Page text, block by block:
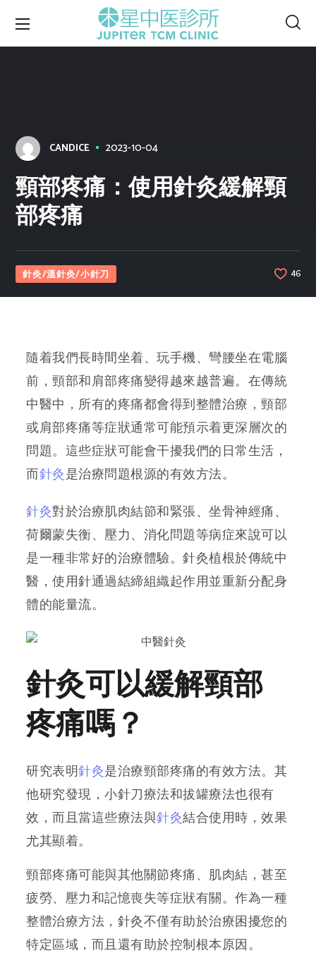
CANDICE 2023-10-04
頸部疼痛：使用針灸緩解頸
部疼痛
針灸/溫針灸/小針刀 46
隨着我們長時間坐着、玩手機、彎腰坐在電腦
前，頸部和肩部疼痛變得越來越普遍。在傳統
中醫中，所有的疼痛都會得到整體治療，頸部
或肩部疼痛等症狀通常可能預示着更深層次的
問題。這些症狀可能會干擾我們的日常生活，
而針灸是治療問題根源的有效方法。
針灸對於治療肌肉結節和緊張、坐骨神經痛、
荷爾蒙失衡、壓力、消化問題等病症來說可以
是一種非常好的治療體驗。針灸植根於傳統中
醫，使用針通過結締組織起作用並重新分配身
體的能量流。
針灸可以緩解頸部
疼痛嗎？
研究表明針灸是治療頸部疼痛的有效方法。其
他研究發現，小針刀療法和拔罐療法也很有
效，而且當這些療法與針灸結合使用時，效果
尤其顯着。
頸部疼痛可能與其他關節疼痛、肌肉結，甚至
疲勞、壓力和記憶喪失等症狀有關。作為一種
整體治療方法，針灸不僅有助於治療困擾您的
特定區域，而且還有助於控制根本原因。